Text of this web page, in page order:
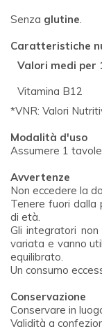
Senza glutine.
Caratteristiche
Valori medi per
Vitamina B12
*VNR: Valori
Modalità d'uso
Assumere 1
Avvertenze
Non eccedere la
Tenere fuori
di età.
Gli integratori
variata e vanno
equilibrato.
Un consumo
Conservazione
Conservare in
Validità a